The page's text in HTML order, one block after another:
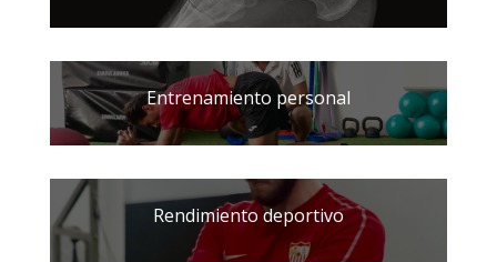
Entrenamiento personal
Rendimiento deportivo